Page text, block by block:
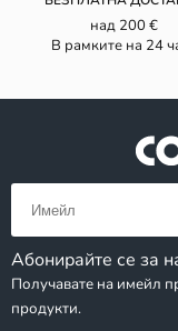
над 200 €
В рамките на 24
Абонирайте се за
Получавате на имейл
продукти.